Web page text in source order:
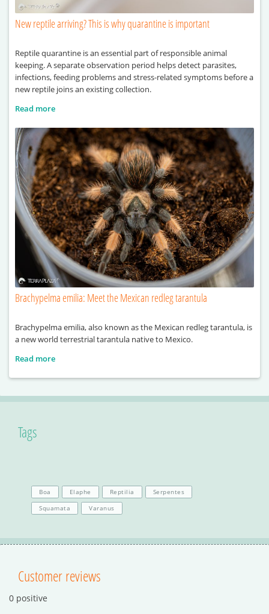
New reptile arriving? This is why quarantine is important
Reptile quarantine is an essential part of responsible animal
keeping. A separate observation period helps detect parasites,
infections, feeding problems and stress-related symptoms before a
new reptile joins an existing collection.
Read more
Brachypelma emilia: Meet the Mexican redleg tarantula
Brachypelma emilia, also known as the Mexican redleg tarantula, is
a new world terrestrial tarantula native to Mexico.
Read more
Tags
Boa Elaphe Reptilia Serpentes
Squamata Varanus
Customer reviews
0 positive